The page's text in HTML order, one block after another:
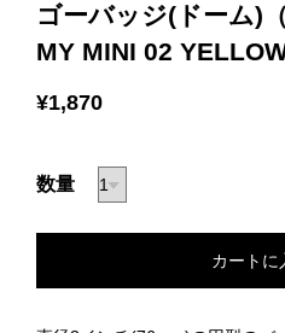
ゴーバッジ(ドーム)
MY MINI 02 YELLOW
¥1,870
数量